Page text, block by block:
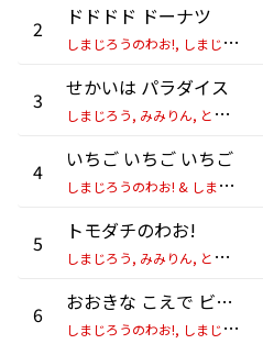
2
ドドドド ドーナツ
し
まじろうのわお!, しまじろう, みみりん, とりっぴい & にゃっきい
3
せかいは パラダイス
し
まじろう, みみりん, とりっぴい & にゃっきい
4
いちご いちご いちご
し
まじろうのわお! & しまじろう
5
トモダチのわお!
し
まじろう, みみりん, とりっぴい & にゃっきい
6
おおきな こえで ビバ・ラ・ビダ!
し
まじろうのわお!, しまじろう & 佐々木詩織